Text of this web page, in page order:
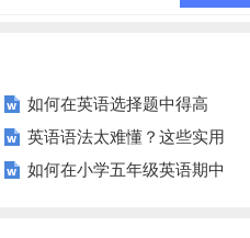
如何在英语选择题中得高
分？这里有你需要的所有技巧！
英语语法太难懂？这些实用
技巧让你轻松掌握！
如何在小学五年级英语期中